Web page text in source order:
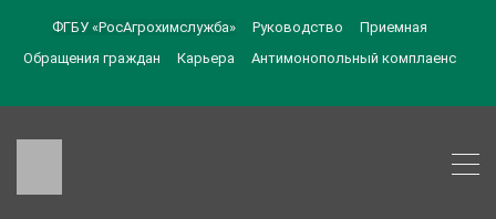
ФГБУ «РосАгрохимслужба» Руководство
Приемная
Обращения граждан
Карьера Антимонопольный комплаенс